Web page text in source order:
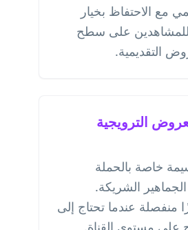
مع الاحتفاظ بخيار
على سطح
التقديمية.
الترويجية
خاصة بالحملة
الشريكة.
منفصلة عندما تحتاج إلى
على مستوى القناة.